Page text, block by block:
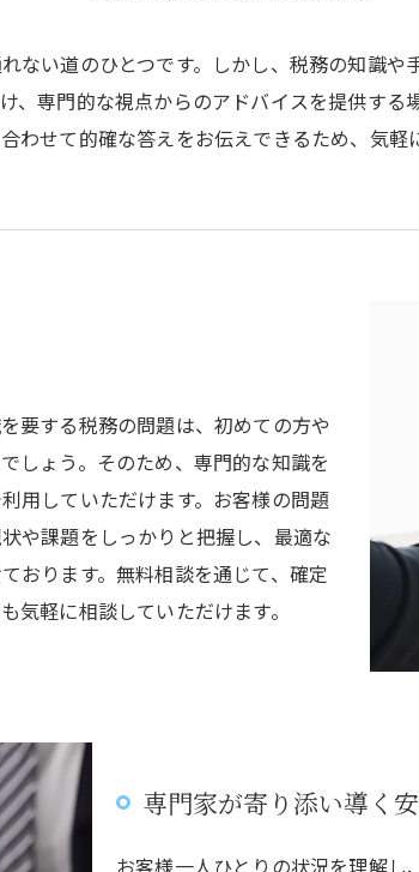
ない道のひとつです。しかし、税務の知識
、専門的な視点からのアドバイスを提供す
せて的確な答えをお伝えできるため、気軽
要する税務の問題は、初めての方や
しょう。そのため、専門的な知識を
用していただけます。お客様の問題
や課題をしっかりと把握し、最適な
おります。無料相談を通じて、確定
気軽に相談していただけます。
専門家が寄り添い導く
お客様一人ひとりの状況を理解し